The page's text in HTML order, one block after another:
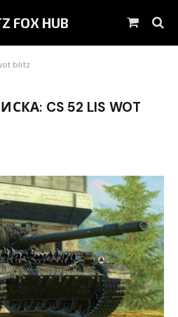
FOX HUB Корзина
blitz
CS 52 LIS WOT